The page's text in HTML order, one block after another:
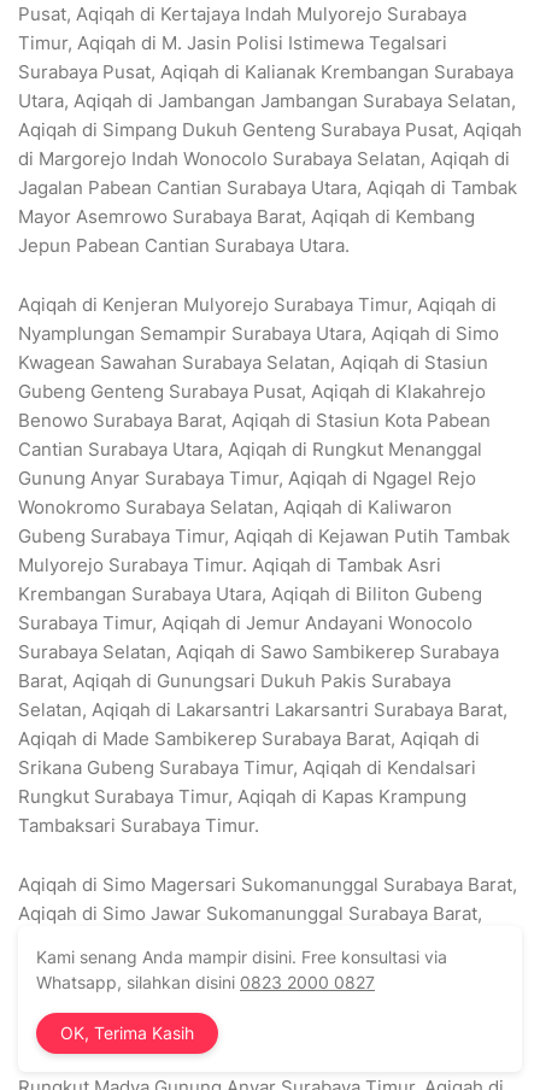
Pusat, Aqiqah di Kertajaya Indah Mulyorejo Surabaya
Timur, Aqiqah di M. Jasin Polisi Istimewa Tegalsari
Surabaya Pusat, Aqiqah di Kalianak Krembangan Surabaya
Utara, Aqiqah di Jambangan Jambangan Surabaya Selatan,
Aqiqah di Simpang Dukuh Genteng Surabaya Pusat, Aqiqah
di Margorejo Indah Wonocolo Surabaya Selatan, Aqiqah di
Jagalan Pabean Cantian Surabaya Utara, Aqiqah di Tambak
Mayor Asemrowo Surabaya Barat, Aqiqah di Kembang
Jepun Pabean Cantian Surabaya Utara.
Aqiqah di Kenjeran Mulyorejo Surabaya Timur, Aqiqah di
Nyamplungan Semampir Surabaya Utara, Aqiqah di Simo
Kwagean Sawahan Surabaya Selatan, Aqiqah di Stasiun
Gubeng Genteng Surabaya Pusat, Aqiqah di Klakahrejo
Benowo Surabaya Barat, Aqiqah di Stasiun Kota Pabean
Cantian Surabaya Utara, Aqiqah di Rungkut Menanggal
Gunung Anyar Surabaya Timur, Aqiqah di Ngagel Rejo
Wonokromo Surabaya Selatan, Aqiqah di Kaliwaron
Gubeng Surabaya Timur, Aqiqah di Kejawan Putih Tambak
Mulyorejo Surabaya Timur. Aqiqah di Tambak Asri
Krembangan Surabaya Utara, Aqiqah di Biliton Gubeng
Surabaya Timur, Aqiqah di Jemur Andayani Wonocolo
Surabaya Selatan, Aqiqah di Sawo Sambikerep Surabaya
Barat, Aqiqah di Gunungsari Dukuh Pakis Surabaya
Selatan, Aqiqah di Lakarsantri Lakarsantri Surabaya Barat,
Aqiqah di Made Sambikerep Surabaya Barat, Aqiqah di
Srikana Gubeng Surabaya Timur, Aqiqah di Kendalsari
Rungkut Surabaya Timur, Aqiqah di Kapas Krampung
Tambaksari Surabaya Timur.
Aqiqah di Simo Magersari Sukomanunggal Surabaya Barat,
Aqiqah di Simo Jawar Sukomanunggal Surabaya Barat,
di Basuki Rahmat Tegalsari Surabaya Pusat, Aqiqah di
Manyar Sabrangan Mulyorejo Surabaya Timur, Aqiqah di
Kutisari Utara Tenggilis Mejoyo Surabaya Timur, Aqiqah di
Kalimas Baru Pabean Cantian Surabaya Utara, Aqiqah di
Kami senang Anda mampir disini. Free konsultasi via
Whatsapp, silahkan disini 0823 2000 0827
OK, Terima Kasih